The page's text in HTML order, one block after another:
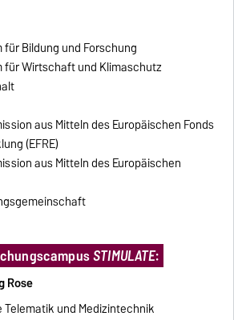
Bildung und Forschung
für Wirtschaft und Klimaschutz
aus Mitteln des Europäischen Fonds
(EFRE)
aus Mitteln des Europäischen
STIMULATE:
Rose
und Medizintechnik